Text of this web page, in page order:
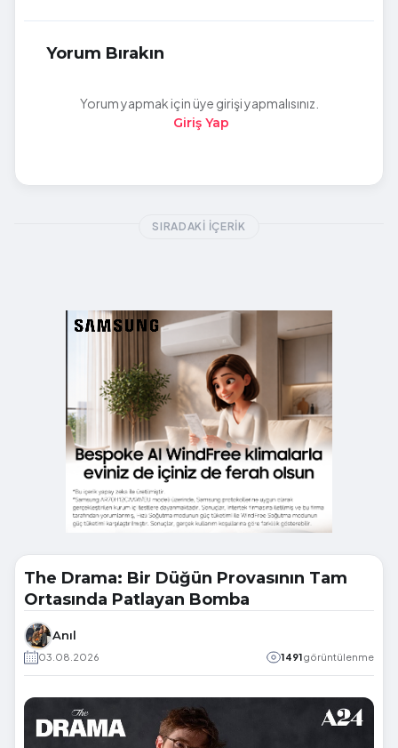
Yorum Bırakın
Yorum yapmak için üye girişi yapmalısınız.
Giriş Yap
SIRADAKI İÇERIK
The Drama: Bir Düğün Provasının Tam
Ortasında Patlayan Bomba
Anıl
03.08.2026 1491görüntülenme